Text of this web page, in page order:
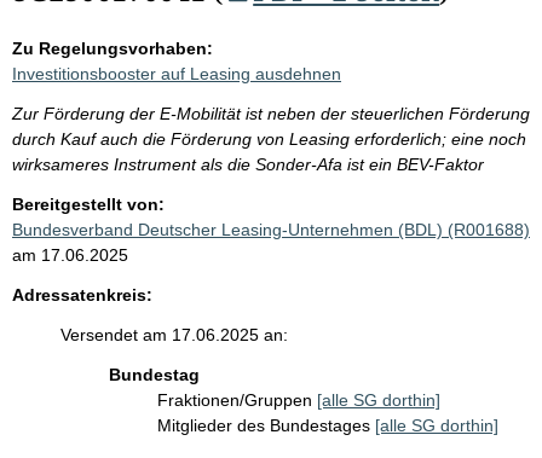
Zu Regelungsvorhaben:
Investitionsbooster auf Leasing ausdehnen
Zur Förderung der E-Mobilität ist neben der steuerlichen Förderung
durch Kauf auch die Förderung von Leasing erforderlich; eine noch
wirksameres Instrument als die Sonder-Afa ist ein BEV-Faktor
Bereitgestellt von:
Bundesverband Deutscher Leasing-Unternehmen (BDL) (R001688)
am 17.06.2025
Adressatenkreis:
Versendet am 17.06.2025 an:
Bundestag
Fraktionen/Gruppen [alle SG dorthin]
Mitglieder des Bundestages [alle SG dorthin]